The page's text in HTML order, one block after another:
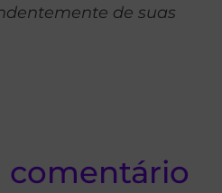
de suas
comentário